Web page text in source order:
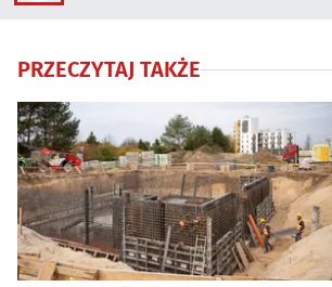
PRZECZYTAJ TAKŻE